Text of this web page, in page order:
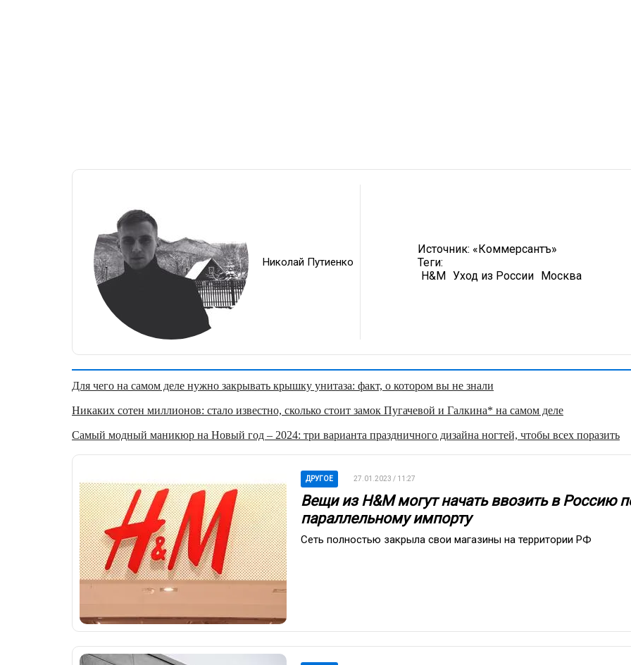
Николай Путиенко
Источник: «Коммерсантъ»
Теги:
H&M Уход из России Москва
Для чего на самом деле нужно закрывать крышку унитаза: факт, о котором вы не знали
Никаких сотен миллионов: стало известно, сколько стоит замок Пугачевой и Галкина* на самом деле
Самый модный маникюр на Новый год – 2024: три варианта праздничного дизайна ногтей, чтобы всех поразить
ДРУГОЕ 27.01.2023 / 11:27
Вещи из H&M могут начать ввозить в Россию
параллельному импорту
Сеть полностью закрыла свои магазины на территории РФ